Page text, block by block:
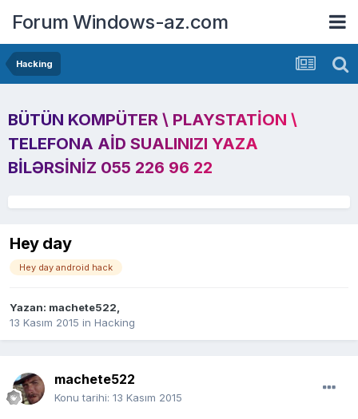
Forum Windows-az.com
Hacking
BÜTÜN KOMPÜTER \ PLAYSTATION \
TELEFONA AID SUALINIZI YAZA
BILƏRSINIZ 055 226 96 22
Hey day
Hey day android hack
Yazan: machete522,
13 Kasım 2015 in Hacking
machete522
Konu tarihi: 13 Kasım 2015